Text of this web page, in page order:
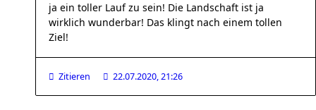
ja ein toller Lauf zu sein! Die Landschaft ist ja
wirklich wunderbar! Das klingt nach einem tollen
Ziel!
Zitieren 22.07.2020, 21:26